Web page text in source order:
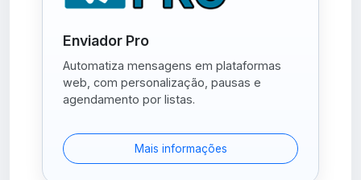
Enviador Pro
Automatiza mensagens em plataformas
web, com personalização, pausas e
agendamento por listas.
Mais informações